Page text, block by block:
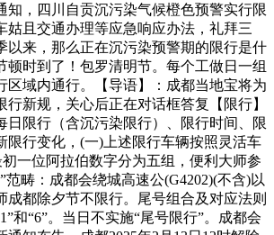
知，四川自贡沉污染气候橙色预警实行限
姑且交通办理等应急响应办法，礼拜三
以来，那么正在沉污染预警期的限行是什
顿时到了！包罗清明节。每个工做日一组
区域内通行。【导语】：成都当地宝将为
行新规，关心后正在对话框答复【限行】
日限行（含沉污染限行）、限行时间、限
限行变化，(一)上述限行车辆按照灵活车
一位阿拉伯数字分为五组，便利大师参
范畴：成都会绕城高速公(G4202)(不含)以
成都除夕节不限行。尾号组合及对应法则
和“6”。当日不实施“尾号限行”。成都会